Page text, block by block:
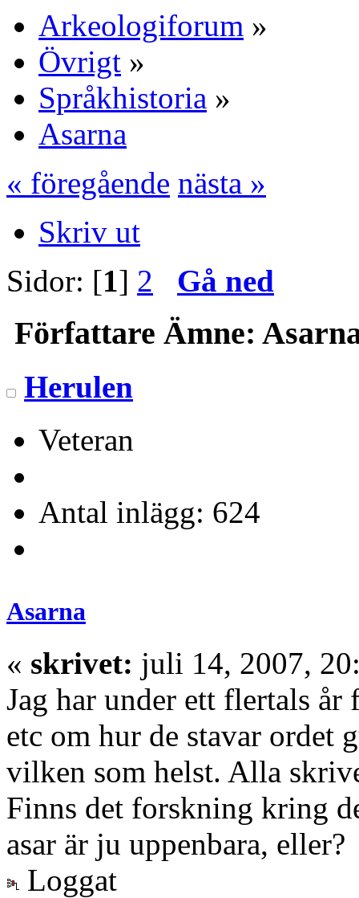
Arkeologiforum »
Övrigt »
Språkhistoria »
Asarna
« föregående nästa »
Skriv ut
Sidor: [1] 2 Gå ned
Författare Ämne:
Herulen
Veteran
Antal inlägg: 624
Asarna
« skrivet: juli 14, 2007,
Jag har under ett flertals
etc om hur de stavar ordet
vilken som helst. Alla
Finns det forskning kring
asar är ju uppenbara, eller?
Loggat